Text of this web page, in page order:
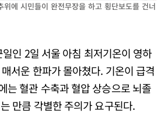
에 시민들이 완전무장을 하고 횡단보도를 건너
인 2일 서울 아침 최저기온이 영하
서운 한파가 몰아쳤다. 기온이 급격
는 혈관 수축과 혈압 상승으로 뇌졸
만큼 각별한 주의가 요구된다.